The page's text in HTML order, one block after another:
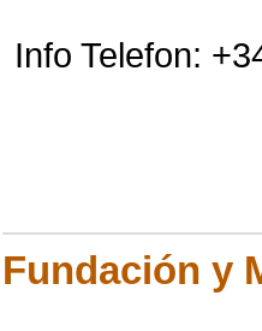
Info Telefon:
Fundación y